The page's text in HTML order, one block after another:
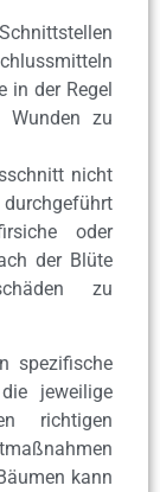
in der Regel
zu
nicht
oder
der Blüte
zu
spezifische
jeweilige
richtigen
kann